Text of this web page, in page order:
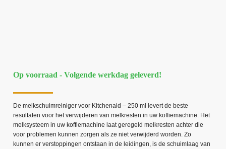
Op voorraad - Volgende werkdag geleverd!
De melkschuimreiniger voor Kitchenaid – 250 ml levert de beste
resultaten voor het verwijderen van melkresten in uw koffiemachine. Het
melksysteem in uw koffiemachine laat geregeld melkresten achter die
voor problemen kunnen zorgen als ze niet verwijderd worden. Zo
kunnen er verstoppingen ontstaan in de leidingen, is de schuimlaag van